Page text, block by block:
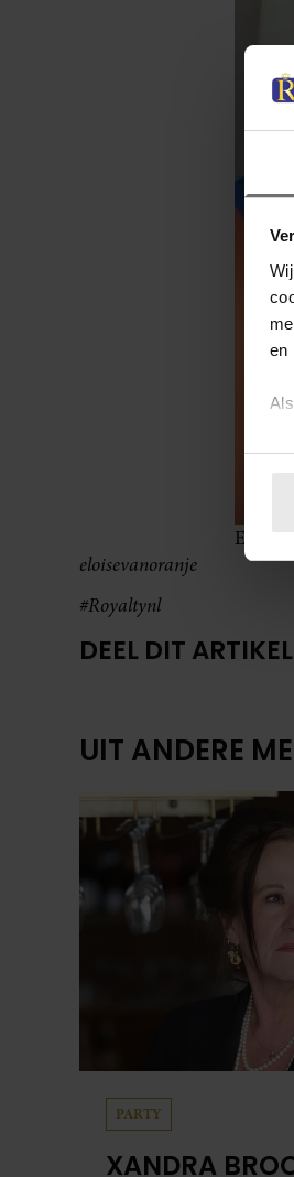
en
Eloise
eloisevanoranje
#Royaltynl
DEEL DIT
UIT ANDERE
PARTY
XANDRA